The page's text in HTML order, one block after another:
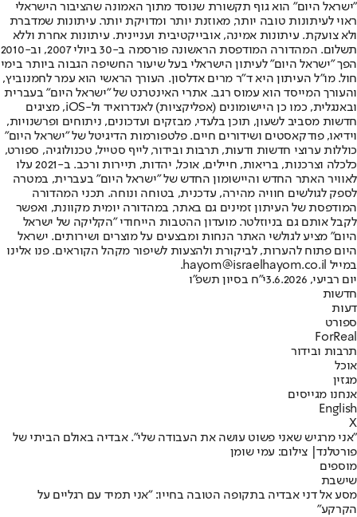
"ישראל היום" הוא גוף תקשורת שנוסד מתוך האמונה שהציבור הישראלי
ראוי לעיתונות טובה יותר, מאוזנת יותר ומדויקת יותר. עיתונות שמדברת
ולא צועקת. עיתונות אמינה, אובייקטיבית ועניינית. עיתונות אחרת וללא
תשלום. המהדורה המודפסת הראשונה פורסמה ב-30 ביולי 2007, וב-2010
הפך "ישראל היום" לעיתון הישראלי בעל שיעור החשיפה הגבוה ביותר בימי
חול. מו"ל העיתון היא ד"ר מרים אדלסון. העורך הראשי הוא עמר לחמנוביץ,
והעורך המייסד הוא עמוס רגב. אתרי האינטרנט של "ישראל היום" בעברית
ובאנגלית, כמו כן היישומונים (אפליקציות) לאנדרואיד ול-iOS, מציגים
חדשות מסביב לשעון, תוכן בלעדי, מבזקים ועדכונים, ניתוחים ופרשנויות,
וידיאו, פודקאסטים ושידורים חיים. פלטפורמות הדיגיטל של "ישראל היום"
כוללות ערוצי חדשות ודעות, תרבות ובידור, לייף סטייל, טכנולוגיה, ספורט,
כלכלה וצרכנות, בריאות, חיילים, אוכל, יהדות, תיירות ורכב. ב-2021 עלו
לאוויר האתר החדש והיישומון החדש של "ישראל היום" בעברית, במטרה
לספק לגולשים חוויה מהירה, עדכנית, בטוחה ונוחה. תכני המהדורה
המודפסת של העיתון זמינים גם באתר, במהדורה יומית מקוונת, ואפשר
לקבל אותם גם בניוזלטר. מועדון ההטבות הייחודי "הקליקה של ישראל
היום" מציע לגולשי האתר הנחות ומבצעים על מוצרים ושירותים. ישראל
היום פתוח להערות, לביקורת ולהצעות לשיפור מקהל הקוראים. פנו אלינו
במייל hayom@israelhayom.co.il.
יום רביעי, 3.6.2026
י"ח בסיון תשפ"ו
חדשות
דעות
ספורט
ForReal
תרבות ובידור
אוכל
מגזין
אנחנו מגייסים
English
X
"אני מרגיש שאני פשוט עושה את העבודה שלי". אבדיה באולם הביתי של
פורטלנד| צילום: עמי שומן
מוספים
שישבת
מסע אל דני אבדיה בתקופה הטובה בחייו: "אני תמיד עם רגליים על
הקרקע"